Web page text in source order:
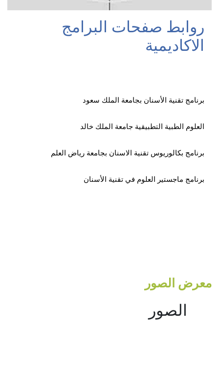
روابط صفحات البرامج
الاكاديمية
برنامج تقنية الأسنان بجامعة الملك سعود
العلوم الطبية التطبيقية جامعة الملك خالد
برنامج بكالوريوس تقنية الاسنان بجامعة رياض العلم
برنامج ماجستير العلوم في تقنية الأسنان
معرض الصور
الصور